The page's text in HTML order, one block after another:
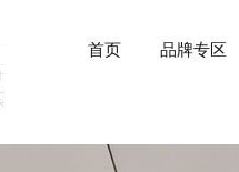
首页 品牌专区